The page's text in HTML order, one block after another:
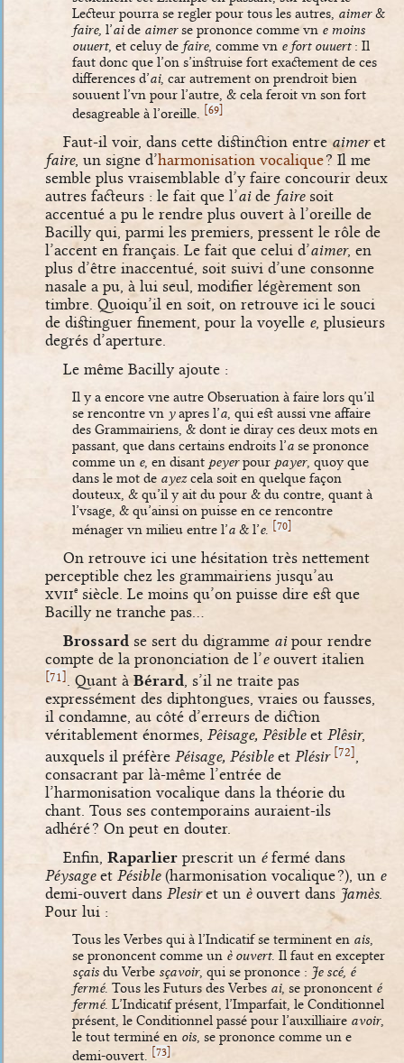
Lecteur pourra se regler pour tous les autres, aimer&
faire, l’aide aimerse prononce comme vn e moins
ouuert, et celuy de faire, comme vn e fort ouuert : Il
faut donc que l’on s’instruise fort exactement de ces
differences d’ai, car autrement on prendroit bien
souuent l’vn pour l’autre, & cela feroit vn son fort
desagreable à l’oreille.[69]
Faut-il voir, dans cette distinction entreaimeret
faire, un signe d’harmonisation vocalique? Il me
semble plus vraisemblable d’y faire concourir deux
autres facteurs : le fait que l’aide fairesoit
accentué a pu le rendre plus ouvert à l’oreille de
Bacilly qui, parmi les premiers, pressent le rôle de
l’accent en français. Le fait que celui d’aimer, en
plus d’être inaccentué, soit suivi d’une consonne
nasale a pu, à lui seul, modifier légèrement son
timbre. Quoiqu’il en soit, on retrouve ici le souci
de distinguer finement, pour la voyelle e, plusieurs
degrés d’aperture.
Le même Bacilly ajoute :
Il y a encore vne autre Obseruation à faire lors qu’il
se rencontre vn yapres l’a, qui est aussi vne affaire
des Grammairiens, & dont ie diray ces deux mots en
passant, que dans certains endroits l’a se prononce
comme un e, en disant peyerpour payer, quoy que
dans le mot de ayezcela soit en quelque façon
douteux, & qu’il y ait du pour & du contre, quant à
l’vsage, & qu’ainsi on puisse en ce rencontre
ménager vn milieu entre l’a & l’e.[70]
On retrouve ici une hésitation très nettement
perceptible chez les grammairiens jusqu’au
xviie siècle. Le moins qu’on puisse dire est que
Bacilly ne tranche pas…
Brossard se sert du digramme aipour rendre
compte de la prononciation de l’eouvert italien
[71]. Quant àBérard, s’il ne traite pas
expressément des diphtongues, vraies ou fausses,
il condamne, au côté d’erreurs de diction
véritablement énormes, Pêisage, Pêsibleet Plêsir,
auxquels il préfère Péisage, Pésibleet Plésir [72],
consacrant par là-même l’entrée de
l’harmonisation vocalique dans la théorie du
chant. Tous ses contemporains auraient-ils
adhéré ? On peut en douter.
Enfin, Raparlier prescrit un éfermé dans
Péysageet Pésible(harmonisation vocalique ?), un e
demi-ouvert dans Plesiret un èouvert dans Jamès.
Pour lui :
Tous les Verbes qui à l’Indicatif se terminent en ais,
se prononcent comme un è ouvert. Il faut en excepter
sçais du Verbe sçavoir, qui se prononce : Je scé, é
fermé. Tous les Futurs des Verbes ai, se prononcent é
fermé. L’Indicatif présent, l’Imparfait, le Conditionnel
présent, le Conditionnel passé pour l’auxilliaire avoir,
le tout terminé en ois, se prononce comme un e
demi-ouvert.[73]